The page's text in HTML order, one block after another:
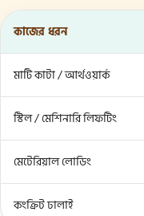
কাজের ধরন
মাটি কাটা / আর্থওয়ার্ক
স্টিল / মেশিনারি লিফটিং
মেটেরিয়াল লোডিং
কংক্রিট ঢালাই